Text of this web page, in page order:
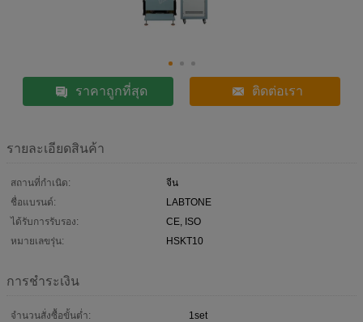
ราคาถูกที่สุด ติดต่อเรา
รายละเอียดสินค้า
สถานที่กำเนิด:
จีน
ชื่อแบรนด์:
LABTONE
ได้รับการรับรอง:
CE, ISO
หมายเลขรุ่น:
HSKT10
การชำระเงิน
จำนวนสั่งซื้อขั้นต่ำ:
1set